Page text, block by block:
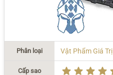
Phân loại Vật Phẩm Giá Trị
Cấp sao